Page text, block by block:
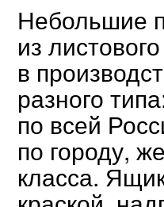
Небольшие
из
в
разного
по всей
по городу,
класса.